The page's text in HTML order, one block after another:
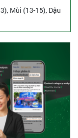
Mùi (13-15), Dậu